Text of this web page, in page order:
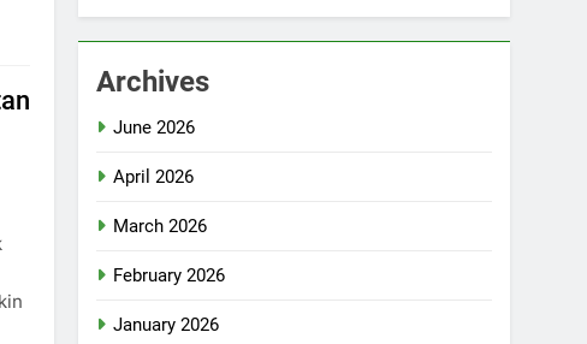
Archives
June 2026
April 2026
March 2026
February 2026
January 2026